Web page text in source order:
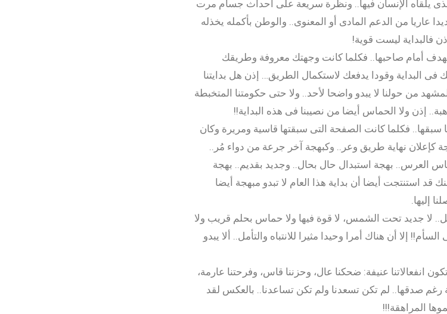
يلقاه الإنسان فيها.. ونظرة سريعة على أحداث جسام مرت
عاريا من الدعم المادى أو المعنوى.. والوطن بأكمله يخذله
فالبداية ليست قوية!
أمام صاحبها.. فكلما كانت وجهتك معروفة وطريقك
وقودا يدفعك لاستكمال الطريق… إذن هل بدايتنا
من حولنا لا يبدو واضحا لأحد.. ولا حتى حكومتنا المتخبطة
إذن ولا الحماس أيضا من نصيبنا فى هذه البداية!!
سبقها.. فكلما كانت الصفحة التى سبقتها قاسية ومريرة وكان
كإعلان نهاية طريق وعر.. وكبهجة آخر جرعة من دواء مُر..
العرس.. بهجة استبدال حال بحال.. وجديد بقديم.. بهجة
استنتجت أيضا أن بداية هذا العام لا تبدو مبهجة أيضا
إليها.
لا جديد تحت الشمس، لا قوة فيها ولا حماس بحلم قريب ولا
إلا أن هناك أمرا وحيدا مثيرا للانتباه والتأمل.. ألا يبدو
انفعالاتنا عنيفة: ضحكنا عال، وحزننا قاس، وفرحتنا عارمة،
صدقها.. لم تكن تسعدنا ولم تكن تساعدنا.. بالعكس لقد
المراهقة!!!